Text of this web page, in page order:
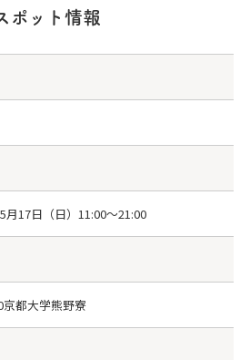
ポット情報
17日（日）11:00〜21:00
都大学熊野寮